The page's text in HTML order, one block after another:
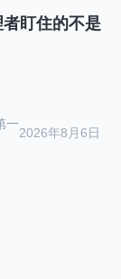
盯住的不是
2026年8月6日
一